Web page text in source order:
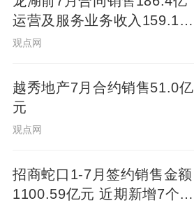
运营及服务业务收入159.1亿
元
观点网
越秀地产7月合约销售51.0亿
元
观点网
招商蛇口1-7月签约销售金额
1100.59亿元 近期新增7个项